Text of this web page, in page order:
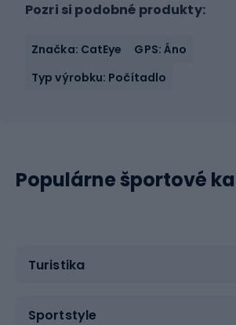
Pozri si podobné produkty:
Značka: CatEye
GPS: Áno
Typ výrobku: Počítadlo
Populárne športové
Turistika
Sportstyle